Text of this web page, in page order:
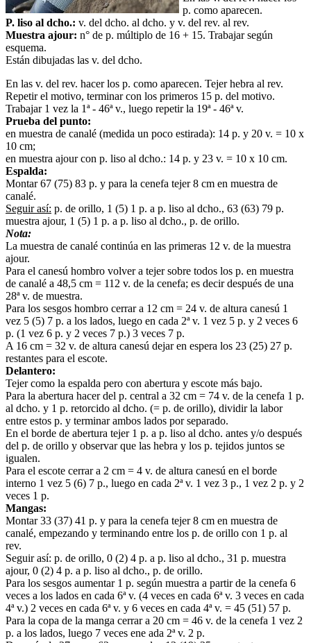
p. como aparecen.
P. liso al dcho.: v. del dcho. al dcho. y v. del rev. al rev.
Muestra ajour: n° de p. múltiplo de 16 + 15. Trabajar según
esquema.
Están dibujadas las v. del dcho.
En las v. del rev. hacer los p. como aparecen. Tejer hebra al rev.
Repetir el motivo, terminar con los primeros 15 p. del motivo.
Trabajar 1 vez la 1ª - 46ª v., luego repetir la 19ª - 46ª v.
Prueba del punto:
en muestra de canalé (medida un poco estirada): 14 p. y 20 v. = 10 x
10 cm;
en muestra ajour con p. liso al dcho.: 14 p. y 23 v. = 10 x 10 cm.
Espalda:
Montar 67 (75) 83 p. y para la cenefa tejer 8 cm en muestra de
canalé.
Seguir así: p. de orillo, 1 (5) 1 p. a p. liso al dcho., 63 (63) 79 p.
muestra ajour, 1 (5) 1 p. a p. liso al dcho., p. de orillo.
Nota:
La muestra de canalé continúa en las primeras 12 v. de la muestra
ajour.
Para el canesú hombro volver a tejer sobre todos los p. en muestra
de canalé a 48,5 cm = 112 v. de la cenefa; es decir después de una
28ª v. de muestra.
Para los sesgos hombro cerrar a 12 cm = 24 v. de altura canesú 1
vez 5 (5) 7 p. a los lados, luego en cada 2ª v. 1 vez 5 p. y 2 veces 6
p. (1 vez 6 p. y 2 veces 7 p.) 3 veces 7 p.
A 16 cm = 32 v. de altura canesú dejar en espera los 23 (25) 27 p.
restantes para el escote.
Delantero:
Tejer como la espalda pero con abertura y escote más bajo.
Para la abertura hacer del p. central a 32 cm = 74 v. de la cenefa 1 p.
al dcho. y 1 p. retorcido al dcho. (= p. de orillo), dividir la labor
entre estos p. y terminar ambos lados por separado.
En el borde de abertura tejer 1 p. a p. liso al dcho. antes y/o después
del p. de orillo y observar que las hebra y los p. tejidos juntos se
igualen.
Para el escote cerrar a 2 cm = 4 v. de altura canesú en el borde
interno 1 vez 5 (6) 7 p., luego en cada 2ª v. 1 vez 3 p., 1 vez 2 p. y 2
veces 1 p.
Mangas:
Montar 33 (37) 41 p. y para la cenefa tejer 8 cm en muestra de
canalé, empezando y terminando entre los p. de orillo con 1 p. al
rev.
Seguir así: p. de orillo, 0 (2) 4 p. a p. liso al dcho., 31 p. muestra
ajour, 0 (2) 4 p. a p. liso al dcho., p. de orillo.
Para los sesgos aumentar 1 p. según muestra a partir de la cenefa 6
veces a los lados en cada 6ª v. (4 veces en cada 6ª v. 3 veces en cada
4ª v.) 2 veces en cada 6ª v. y 6 veces en cada 4ª v. = 45 (51) 57 p.
Para la copa de la manga cerrar a 20 cm = 46 v. de la cenefa 1 vez 2
p. a los lados, luego 7 veces ene ada 2ª v. 2 p.